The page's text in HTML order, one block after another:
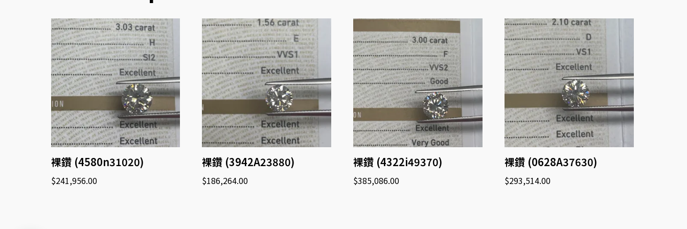
裸鑽 (4580n31020)
$241,956.00
裸鑽 (3942A23880)
$186,264.00
裸鑽 (4322i49370)
$385,086.00
裸鑽 (0628A37630)
$293,514.00